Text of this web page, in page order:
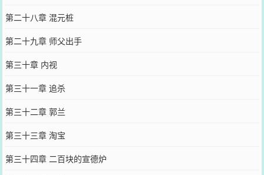
第二十八章 混元桩
第二十九章 师父出手
第三十章 内视
第三十一章 追杀
第三十二章 郭兰
第三十三章 淘宝
第三十四章 二百块的宣德炉